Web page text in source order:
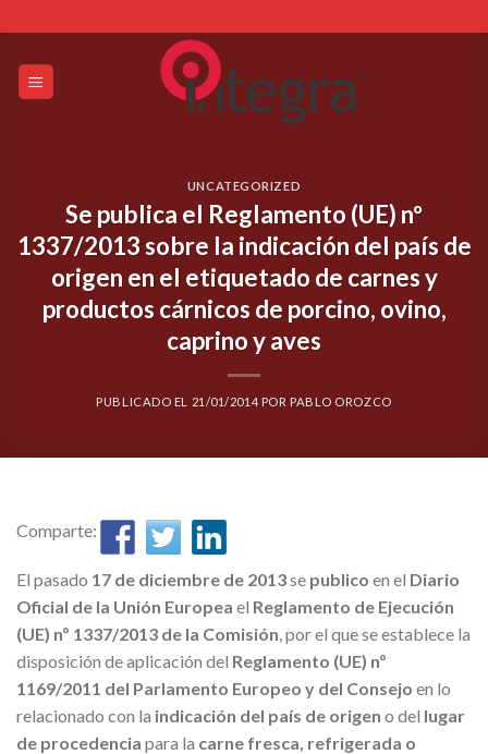
to
content
UNCATEGORIZED
Se publica el Reglamento (UE) nº
1337/2013 sobre la indicación del país de
origen en el etiquetado de carnes y
productos cárnicos de porcino, ovino,
caprino y aves
PUBLICADO EL 21/01/2014POR PABLO OROZCO
Comparte:
El pasado 17 de diciembre de 2013se publico en el Diario
Oficial de la Unión Europea el Reglamento de Ejecución
(UE) nº 1337/2013 de la Comisión, por el que se establece la
disposición de aplicación del Reglamento (UE) nº
1169/2011 del Parlamento Europeo y del Consejo en lo
relacionado con la indicación del país de origen o del lugar
de procedencia para la carne fresca, refrigerada o